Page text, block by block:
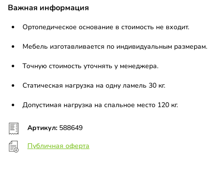
Важная информация
Ортопедическое основание в стоимость не входит.
Мебель изготавливается по индивидуальным размерам.
Точную стоимость уточнять у менеджера.
Статическая нагрузка на одну ламель 30 кг.
Допустимая нагрузка на спальное место 120 кг.
Артикул: 588649
Публичная оферта